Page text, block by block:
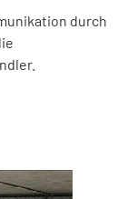
durch